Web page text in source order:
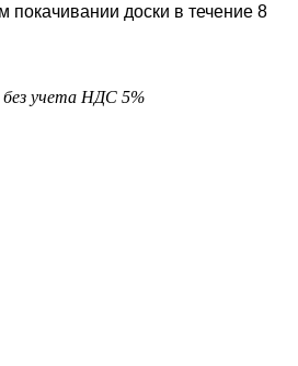
покачивании доски в течение 8
5%